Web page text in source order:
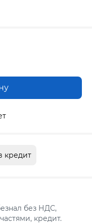
кредит
без НДС,
кредит.